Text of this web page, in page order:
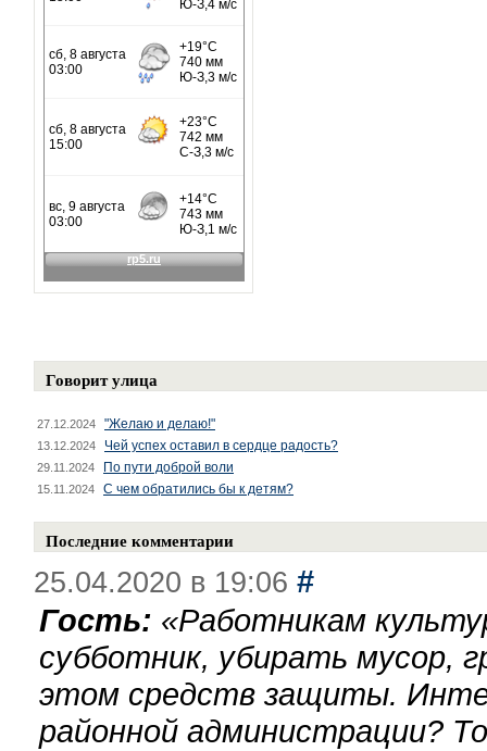
Говорит улица
27.12.2024 "Желаю и делаю!"
13.12.2024 Чей успех оставил в сердце радость?
29.11.2024 По пути доброй воли
15.11.2024 С чем обратились бы к детям?
Последние комментарии
25.04.2020 в 19:06 #
Гость: «Работникам
субботник, убирать мусор,
этом средств защиты.
районной администрации?